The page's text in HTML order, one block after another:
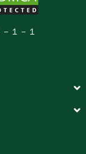
１－１